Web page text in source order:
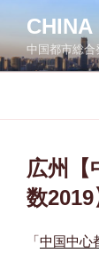
テ
ン
へ
CHINA
中国都市総
広州【
数2019
「中国中心